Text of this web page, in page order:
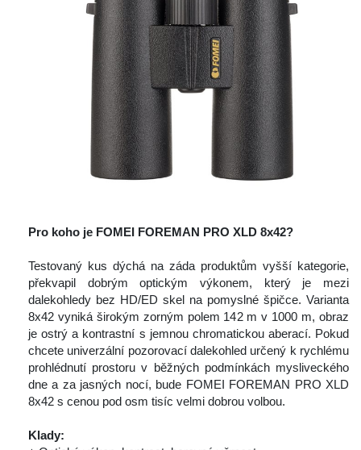
Pro koho je FOMEI FOREMAN PRO XLD 8x42?
Testovaný kus dýchá na záda produktům vyšší kategorie,
překvapil dobrým optickým výkonem, který je mezi
dalekohledy bez HD/ED skel na pomyslné špičce. Varianta
8x42 vyniká širokým zorným polem 142 m v 1000 m, obraz
je ostrý a kontrastní s jemnou chromatickou aberací. Pokud
chcete univerzální pozorovací dalekohled určený k rychlému
prohlédnutí prostoru v běžných podmínkách mysliveckého
dne a za jasných nocí, bude FOMEI FOREMAN PRO XLD
8x42 s cenou pod osm tisíc velmi dobrou volbou.
Klady: